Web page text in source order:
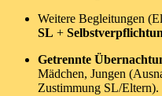
Weitere Begleitungen
SL +
Getrennte
Mädchen, Jungen
Zustimmung SL/Eltern).